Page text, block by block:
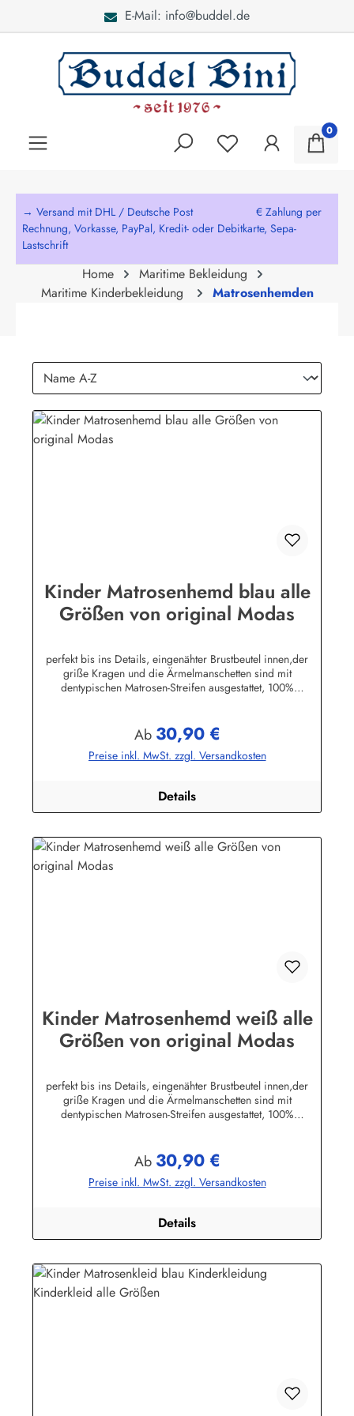
E-Mail: info@buddel.de
0
→ Versand mit DHL / Deutsche Post € Zahlung per
Rechnung, Vorkasse, PayPal, Kredit- oder Debitkarte, Sepa-
Lastschrift
Home
Maritime Bekleidung
Maritime Kinderbekleidung
Matrosenhemden
Kinder Matrosenhemd blau alle
Größen von original Modas
perfekt bis ins Details, eingenähter Brustbeutel innen,der
griße Kragen und die Ärmelmanschetten sind mit
dentypischen Matrosen-Streifen ausgestattet, 100%
Wittmundinfo@modas-bekleidung.de
Regulärer Preis:
Ab 30,90 €
Preise inkl. MwSt. zzgl. Versandkosten
Details
Kinder Matrosenhemd weiß alle
Größen von original Modas
perfekt bis ins Details, eingenähter Brustbeutel innen,der
griße Kragen und die Ärmelmanschetten sind mit
dentypischen Matrosen-Streifen ausgestattet, 100%
Wittmundinfo@modas-bekleidung.de
Regulärer Preis:
Ab 30,90 €
Preise inkl. MwSt. zzgl. Versandkosten
Details